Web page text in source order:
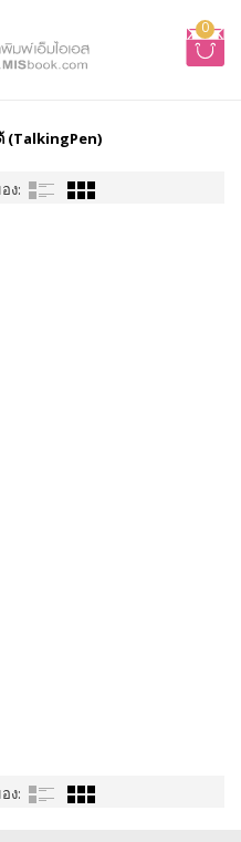
0
(TalkingPen)
ง:
ง: